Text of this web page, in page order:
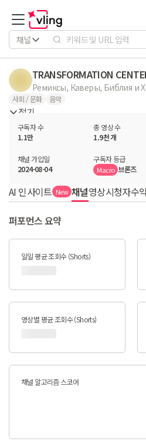
채널
TRANSFORMATION
사회 / 문화 음악
접기
구독자 수
1.1만
총 영상 수
1.9천 개
채널 가입일
2024-08-04
구독자 등급
Macro 브론즈
AI 인사이트 New 채널영상시청자수
퍼포먼스 요약
일일 평균 조회수 (Shorts)
영상별 평균 조회수 (Shorts)
채널 알고리즘 스코어